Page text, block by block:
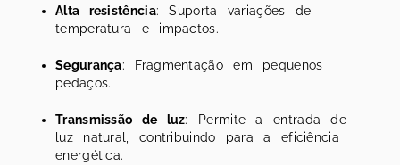
Alta resistência: Suporta variações de
temperatura e impactos.
Segurança: Fragmentação em pequenos
pedaços.
Transmissão de luz: Permite a entrada de
luz natural, contribuindo para a eficiência
energética.